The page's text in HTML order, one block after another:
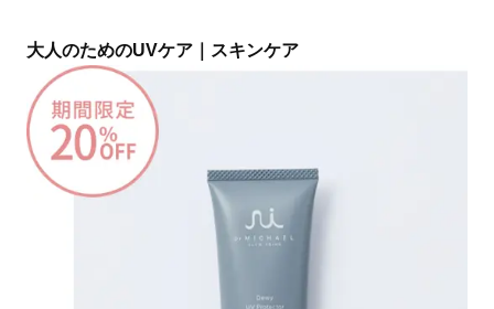
大人のためのUVケア｜スキンケア